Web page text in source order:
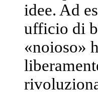
idee. Ad
ufficio di
«noioso»